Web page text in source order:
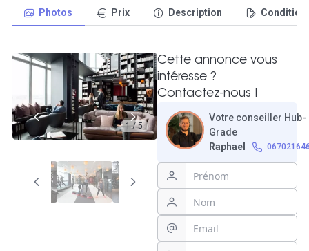
Photos Prix Description
1 / 5
Cette annonce vous
intéresse ?
Contactez-nous !
Votre conseiller Hub-
Grade
Raphael